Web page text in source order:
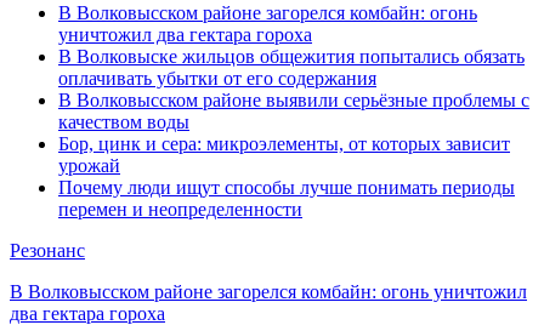
В Волковысском районе загорелся комбайн: огонь
уничтожил два гектара гороха
В Волковыске жильцов общежития попытались обязать
оплачивать убытки от его содержания
В Волковысском районе выявили серьёзные проблемы с
качеством воды
Бор, цинк и сера: микроэлементы, от которых зависит
урожай
Почему люди ищут способы лучше понимать периоды
перемен и неопределенности
Резонанс
В Волковысском районе загорелся комбайн: огонь уничтожил
два гектара гороха